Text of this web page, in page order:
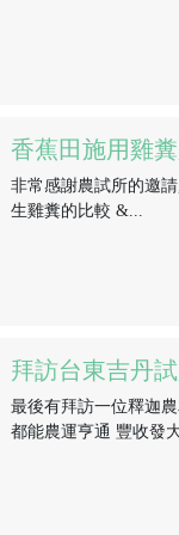
香蕉田施用雞
非常感謝農試所的邀
生雞糞的比較 &...
拜訪台東吉丹
最後有拜訪一位釋迦
都能農運亨通 豐收發